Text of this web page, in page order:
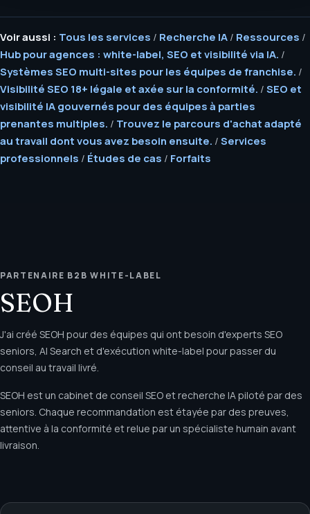
Voir aussi : Tous les services / Recherche IA / Ressources /
Hub pour agences : white-label, SEO et visibilité via IA. /
Systèmes SEO multi-sites pour les équipes de franchise. /
Visibilité SEO 18+ légale et axée sur la conformité. / SEO et
visibilité IA gouvernés pour des équipes à parties
prenantes multiples. / Trouvez le parcours d'achat adapté
au travail dont vous avez besoin ensuite. / Services
professionnels / Études de cas / Forfaits
PARTENAIRE B2B WHITE-LABEL
SEOH
J'ai créé SEOH pour des équipes qui ont besoin d'experts SEO
seniors, AI Search et d'exécution white-label pour passer du
conseil au travail livré.
SEOH est un cabinet de conseil SEO et recherche IA piloté par des
seniors. Chaque recommandation est étayée par des preuves,
attentive à la conformité et relue par un spécialiste humain avant
livraison.